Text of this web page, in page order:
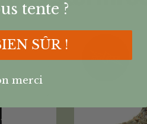
tente ?
SÛR !
merci